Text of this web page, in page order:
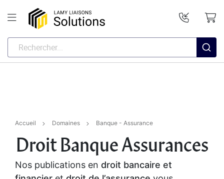
Accueil Domaines Banque - Assurance
Droit Banque Assurances
Nos publications en droit bancaire et